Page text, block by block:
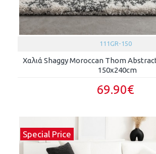
111GR-150
Χαλιά Shaggy Moroccan Thom
150x240cm
69.90€
Special Price